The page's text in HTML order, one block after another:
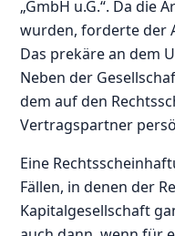
„GmbH u.G.“. Da die
wurden, forderte der
Das prekäre an dem
Neben der
dem auf den
Vertragspartner
Eine
Fällen, in denen der
Kapitalgesellschaft